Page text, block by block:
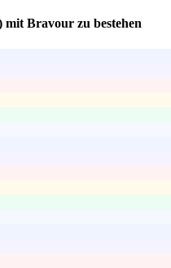
mit Bravour zu bestehen